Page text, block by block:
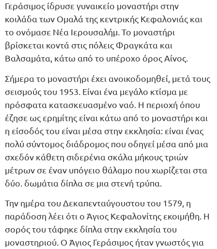
Γεράσιμος ίδρυσε γυναικείο μοναστήρι στην
κοιλάδα των Ομαλά της κεντρικής Κεφαλονιάς και
το ονόμασε Νέα Ιερουσαλήμ. Το μοναστήρι
βρίσκεται κοντά στις πόλεις Φραγκάτα και
Βαλσαμάτα, κάτω από το υπέροχο όρος Αίνος.
Σήμερα το μοναστήρι έχει ανοικοδομηθεί, μετά τους
σεισμούς του 1953. Είναι ένα μεγάλο κτίσμα με
πρόσφατα κατασκευασμένο ναό. Η περιοχή όπου
έζησε ως ερημίτης είναι κάτω από το μοναστήρι και
η είσοδός του είναι μέσα στην εκκλησία: είναι ένας
πολύ σύντομος διάδρομος που οδηγεί μέσα από μια
σχεδόν κάθετη σιδερένια σκάλα μήκους τριών
μέτρων σε έναν υπόγειο θάλαμο που χωρίζεται στα
δύο. δωμάτια δίπλα σε μια στενή τρύπα.
Την ημέρα του Δεκαπενταύγουστου του 1579, η
παράδοση λέει ότι ο Άγιος Κεφαλονίτης εκοιμήθη. Η
σορός του τάφηκε δίπλα στην εκκλησία του
μοναστηριού. Ο Άγιος Γεράσιμος ήταν γνωστός για